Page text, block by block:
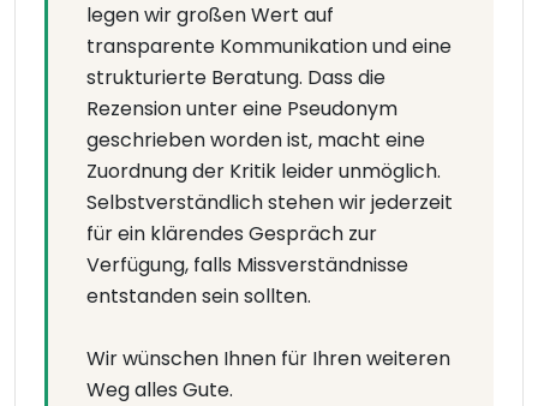
legen wir großen Wert auf
transparente Kommunikation und eine
strukturierte Beratung. Dass die
Rezension unter eine Pseudonym
geschrieben worden ist, macht eine
Zuordnung der Kritik leider unmöglich.
Selbstverständlich stehen wir jederzeit
für ein klärendes Gespräch zur
Verfügung, falls Missverständnisse
entstanden sein sollten.
Wir wünschen Ihnen für Ihren weiteren
Weg alles Gute.